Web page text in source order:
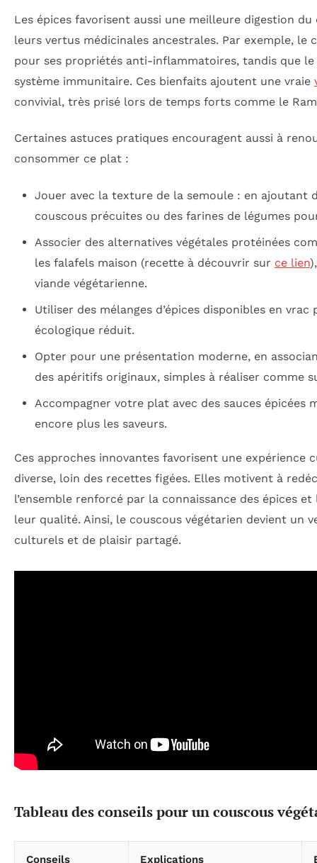
Les épices favorisent aussi une meilleure digestion du
leurs vertus médicinales ancestrales. Par exemple, le
pour ses propriétés anti-inflammatoires, tandis que
système immunitaire. Ces bienfaits ajoutent une vraie
convivial, très prisé lors de temps forts comme le
Certaines astuces pratiques encouragent aussi à
consommer ce plat :
Jouer avec la texture de la semoule : en ajoutant
couscous précuites ou des farines de légumes
Associer des alternatives végétales protéinées
les falafels maison (recette à découvrir sur ce lien
viande végétarienne.
Utiliser des mélanges d’épices disponibles en
écologique réduit.
Opter pour une présentation moderne, en
des apéritifs originaux, simples à réaliser comme
Accompagner votre plat avec des sauces épicées
encore plus les saveurs.
Ces approches innovantes favorisent une expérience
diverse, loin des recettes figées. Elles motivent à
l’ensemble renforcé par la connaissance des épices
leur qualité. Ainsi, le couscous végétarien devient un
culturels et de plaisir partagé.
Tableau des conseils pour un couscous
Conseils Explications